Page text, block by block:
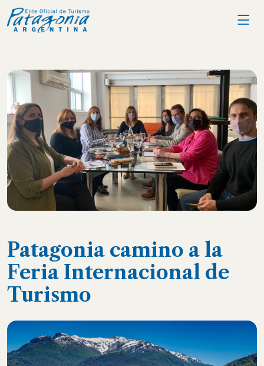
Patagonia camino a la
Feria Internacional de
Turismo